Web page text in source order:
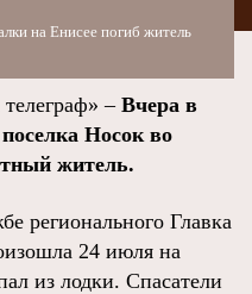
на Енисее погиб житель
– Вчера в
Носок во
житель.
регионального Главка
24 июля на
из лодки. Спасатели